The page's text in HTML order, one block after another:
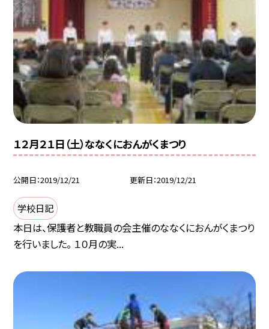
１２月２１日（土）ななくにおんがくまつり
公開日 2019/12/21 更新日 2019/12/21
学校日記
本日は、保護者と教職員の会主催のななくにおんがくまつり
を行いました。 １０月の実...